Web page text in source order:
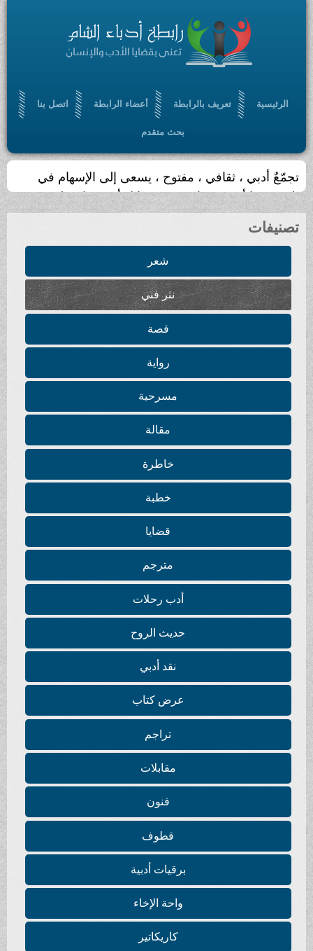
الرئيسية تعريف بالرابطة أعضاء الرابطة اتصل بنا
بحث متقدم
يجري تحديث الموقع أسبوعيا
تصنيفات
شعر
نثر فني
قصة
رواية
مسرحية
مقالة
خاطرة
خطبة
قضايا
مترجم
أدب رحلات
حديث الروح
نقد أدبي
عرض كتاب
تراجم
مقابلات
فنون
قطوف
برقيات أدبية
واحة الإخاء
كاريكاتير